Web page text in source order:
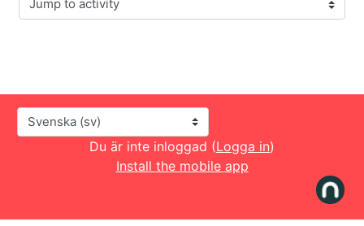
Jump to activity
Språk
Du är inte inloggad (Logga in)
Install the mobile app